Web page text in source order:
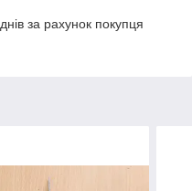
за рахунок покупця